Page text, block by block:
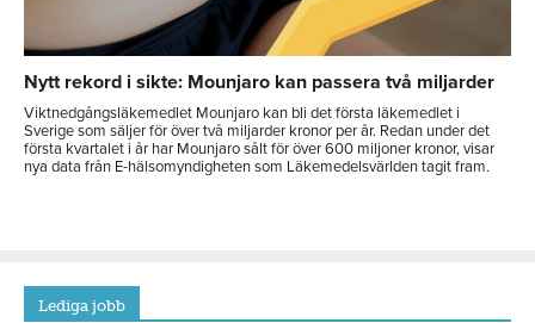
Nytt rekord i sikte: Mounjaro kan passera två miljarder
Viktnedgångsläkemedlet Mounjaro kan bli det första läkemedlet i
Sverige som säljer för över två miljarder kronor per år. Redan under det
första kvartalet i år har Mounjaro sålt för över 600 miljoner kronor, visar
nya data från E-hälsomyndigheten som Läkemedelsvärlden tagit fram.
Lediga jobb